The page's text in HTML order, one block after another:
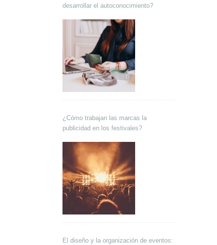
desarrollar el autoconocimiento?
¿Cómo trabajan las marcas la
publicidad en los festivales?
El diseño y la organización de eventos: